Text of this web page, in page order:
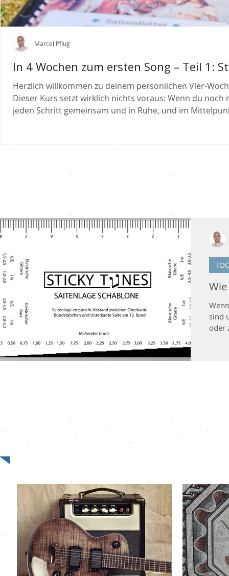
In 4 Wochen zum ersten Song – Teil 1:
Herzlich willkommen zu deinem persönlichen Vier-
Dieser Kurs setzt wirklich nichts voraus: Wenn du
jeden Schritt gemeinsam und in Ruhe, und im
Marcel Pflug
sind
oder
Empfohlene Artikel